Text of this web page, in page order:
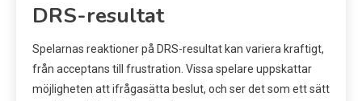
DRS-resultat
Spelarnas reaktioner på DRS-resultat kan variera kraftigt,
från acceptans till frustration. Vissa spelare uppskattar
möjligheten att ifrågasätta beslut, och ser det som ett sätt